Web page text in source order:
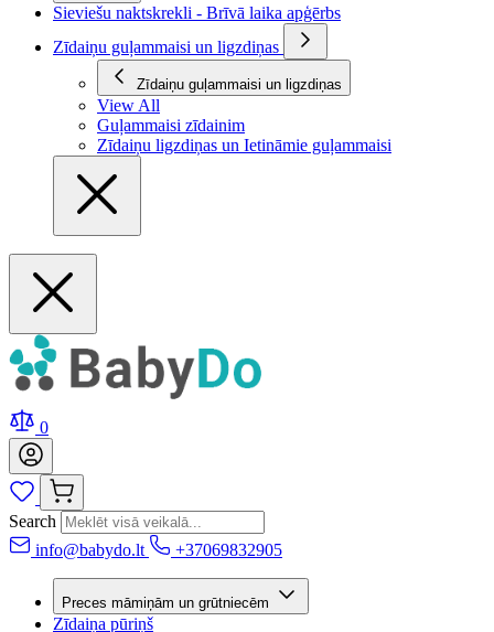
Sieviešu naktskrekli - Brīvā laika apģērbs
Zīdaiņu guļammaisi un ligzdiņas
Zīdaiņu guļammaisi un ligzdiņas
View All
Guļammaisi zīdainim
Zīdaiņu ligzdiņas un Ietināmie guļammaisi
0
Search
info@babydo.lt
+37069832905
Preces māmiņām un grūtniecēm
Zīdaiņa pūriņš